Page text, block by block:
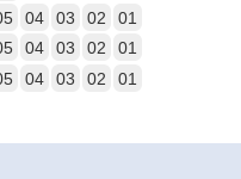
04 03 02 01
04 03 02 01
04 03 02
01